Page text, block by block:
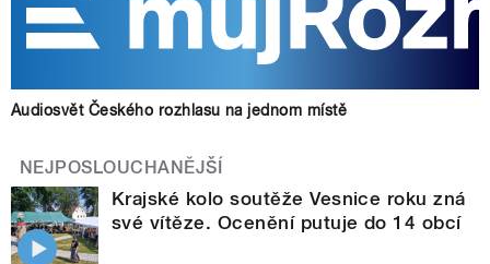
Audiosvět Českého rozhlasu na jednom místě
NEJPOSLOUCHANĚJŠÍ
Krajské kolo soutěže Vesnice roku zná
své vítěze. Ocenění putuje do 14 obcí